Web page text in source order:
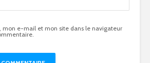
mon e-mail et mon site dans le navigateur